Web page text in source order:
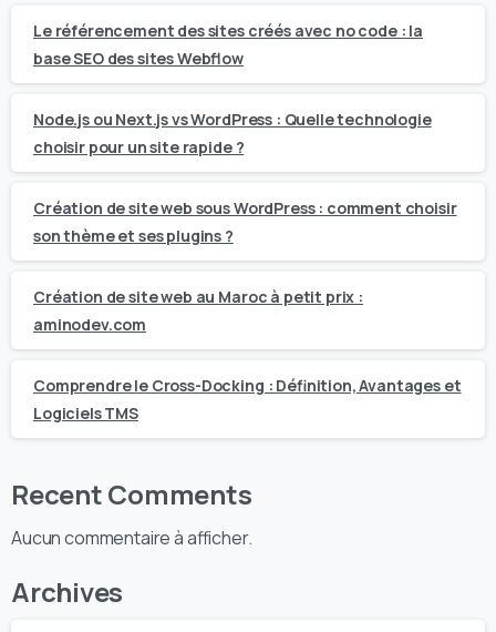
Le référencement des sites créés avec no code : la
base SEO des sites Webflow
Node.js ou Next.js vs WordPress : Quelle technologie
choisir pour un site rapide ?
Création de site web sous WordPress : comment choisir
son thème et ses plugins ?
Création de site web au Maroc à petit prix :
aminodev.com
Comprendre le Cross-Docking : Définition, Avantages et
Logiciels TMS
Recent Comments
Aucun commentaire à afficher.
Archives